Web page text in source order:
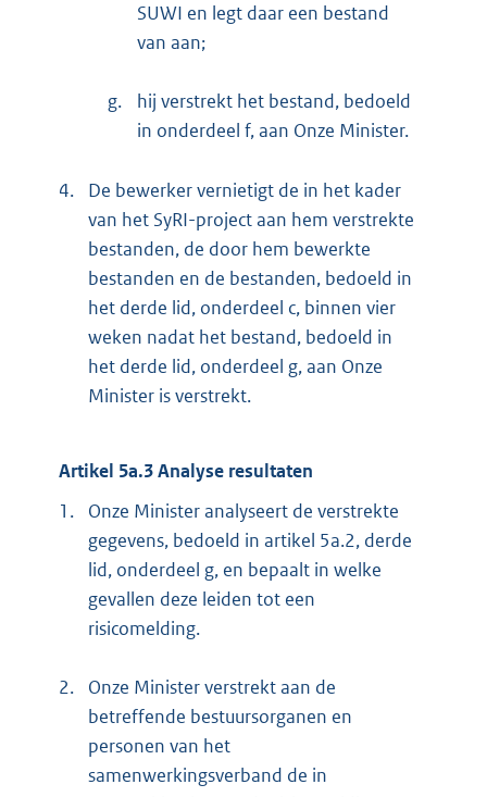
SUWI en legt daar een bestand
van aan;
g.
hij verstrekt het bestand, bedoeld
in onderdeel f, aan Onze Minister.
4.
De bewerker vernietigt de in het kader
van het SyRI-project aan hem verstrekte
bestanden, de door hem bewerkte
bestanden en de bestanden, bedoeld in
het derde lid, onderdeel c, binnen vier
weken nadat het bestand, bedoeld in
het derde lid, onderdeel g, aan Onze
Minister is verstrekt.
Artikel 5a.3 Analyse resultaten
1.
Onze Minister analyseert de verstrekte
gegevens, bedoeld in artikel 5a.2, derde
lid, onderdeel g, en bepaalt in welke
gevallen deze leiden tot een
risicomelding.
2.
Onze Minister verstrekt aan de
betreffende bestuursorganen en
personen van het
samenwerkingsverband de in